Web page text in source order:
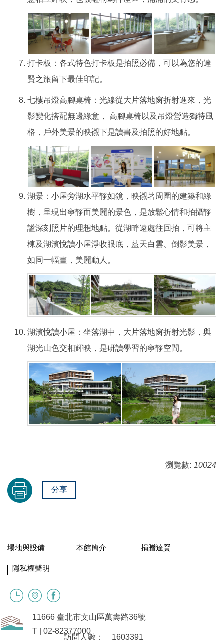
打卡板：各式特色打卡板是拍照必備，可以為您的達
賢之旅留下最佳印記。
七樓吊燈高腳桌椅：光線從大片落地窗折射進來，光
影變化搭配無邊綠意， 高腳桌椅以及吊燈營造獨特風
格，戶外美景的映襯下是讀書及拍照的好地點。
湖景：小屋旁湖水平靜如鏡，映襯著周圍的建築和綠
樹，呈現出寧靜而美麗的景色，是放鬆心情和拍攝靜
謐深刻照片的理想地點。從湖畔遠處往回拍，可將主
棟及湖濱悅讀小屋淨收眼底，藍天白雲、倒影美景，
如同一幅畫，美麗動人。
湖濱悅讀小屋：坐落湖中，大片落地窗折射光影，與
湖光山色交相輝映，是研讀學習的寧靜空間。
瀏覽數: 10024
分享
1603391
場地與設備 本館簡介 捐贈達賢
隱私權聲明
11666 臺北市文山區萬壽路36號
T | 02-82377000